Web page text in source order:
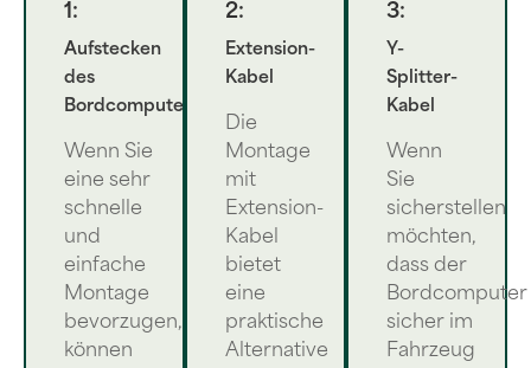
1:
Aufstecken
des
Bordcomputers
Wenn Sie
eine sehr
schnelle
und
einfache
Montage
bevorzugen,
können
2:
Extension-
Kabel
Die
Montage
mit
Extension-
Kabel
bietet
eine
praktische
Alternative
3:
Y-
Splitter-
Kabel
Wenn
Sie
sicherstellen
möchten,
dass der
Bordcomputer
sicher im
Fahrzeug